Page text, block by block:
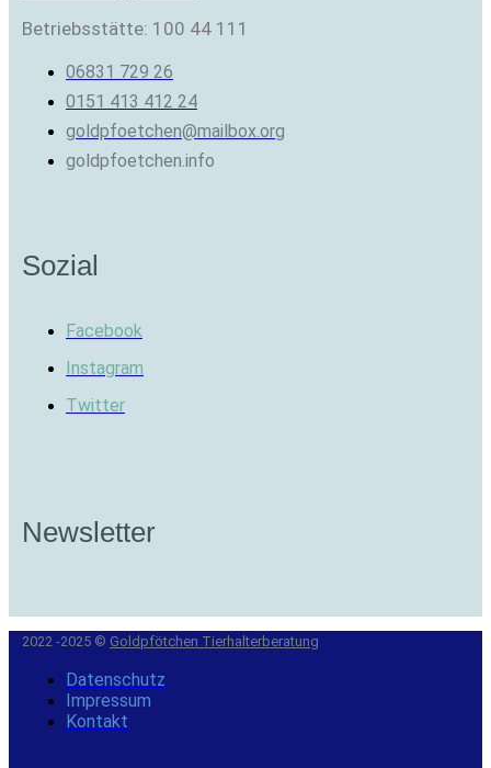
Betriebsstätte: 100 44 111
06831 729 26
0151 413 412 24
goldpfoetchen@mailbox.org
goldpfoetchen.info
Sozial
Facebook
Instagram
Twitter
Newsletter
2022 -2025 © Goldpfötchen Tierhalterberatung
Datenschutz
Impressum
Kontakt